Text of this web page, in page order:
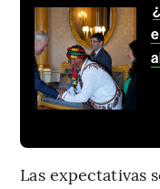
Las expectativas